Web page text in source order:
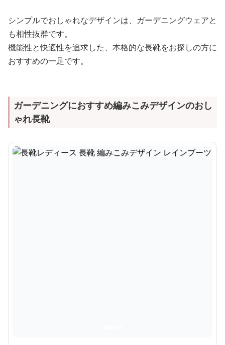
シンプルでおしゃれなデザインは、ガーデニングウェアと
も相性抜群です。
機能性と快適性を追求した、本格的な長靴をお探しの方に
おすすめの一足です。
ガーデニングにおすすめ編みこみデザインのおし
ゃれ長靴